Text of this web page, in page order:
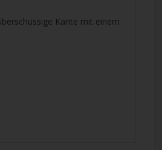
Kante mit einem